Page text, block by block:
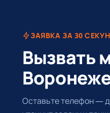
ЗАЯВКА ЗА 30
Вызвать
Оставьте телефон —